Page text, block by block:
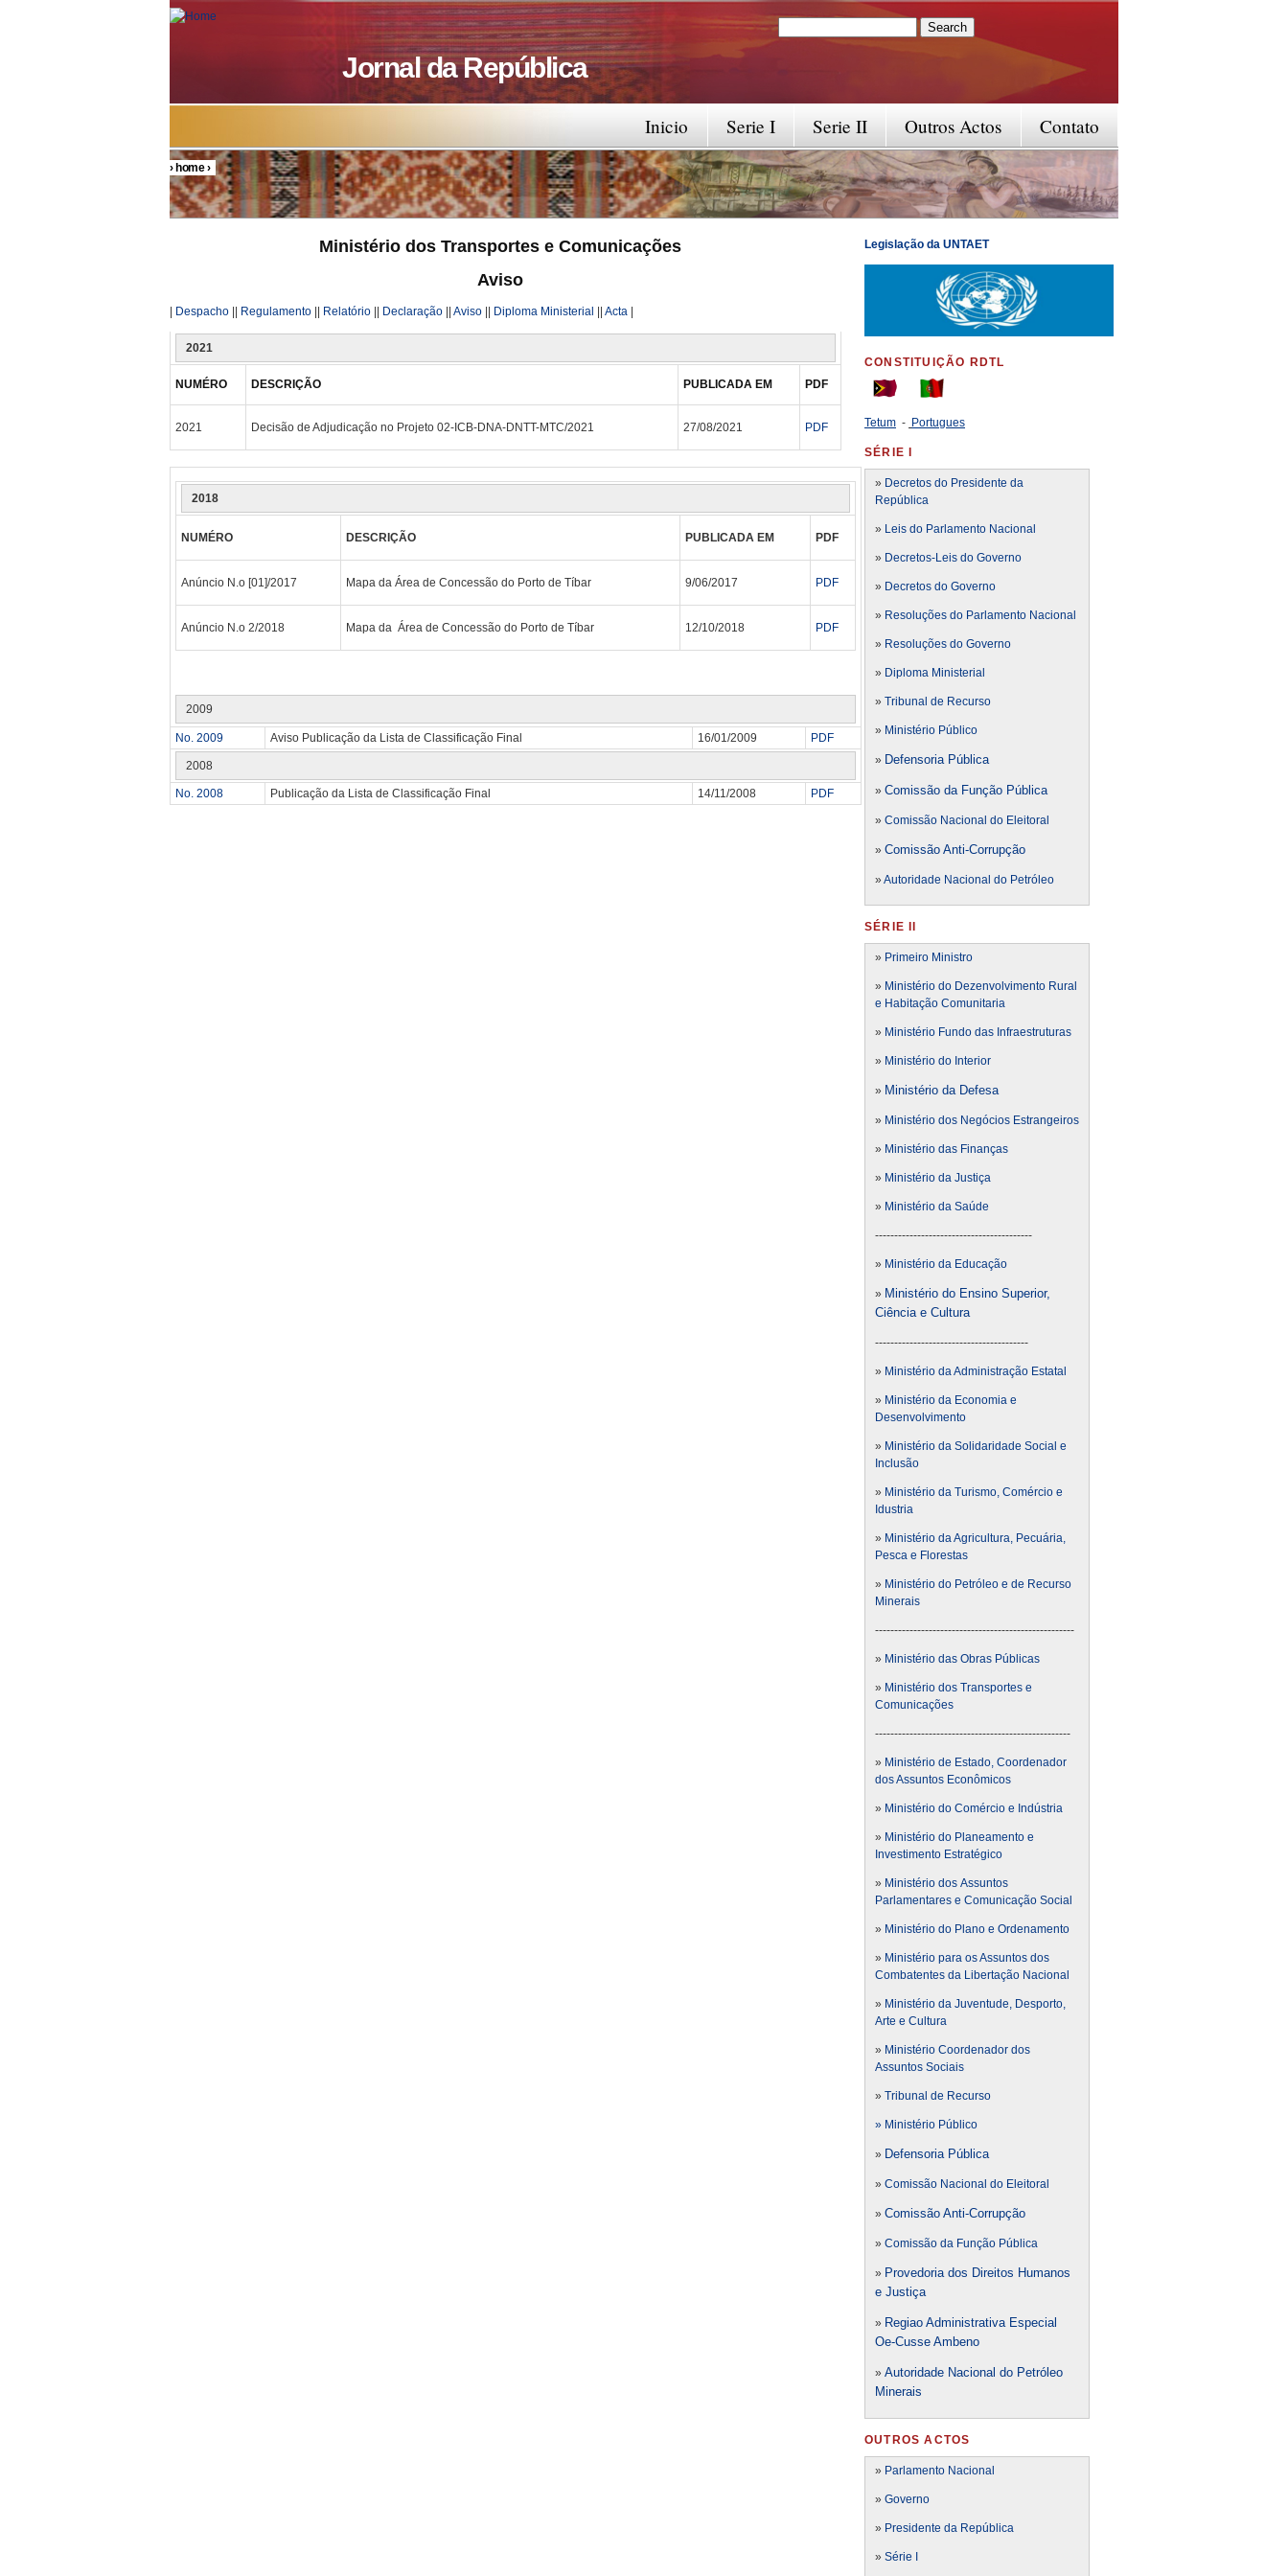
Jornal da República
Search form
Contato
Outros Actos
Serie II
Serie I
Inicio
You are here
›home›
Ministério dos Transportes e Comunicações
Aviso
| Despacho || Regulamento || Relatório || Declaração || Aviso || Diploma Ministerial || Acta |
2021
NUMÉRO DESCRIÇÃO PUBLICADA EM PDF
2021 Decisão de Adjudicação no Projeto 02-ICB-DNA-DNTT-MTC/2021 27/08/2021 PDF
2018
NUMÉRO DESCRIÇÃO PUBLICADA EM PDF
Anúncio N.o [01]/2017 Mapa da Área de Concessão do Porto de Tíbar 9/06/2017 PDF
Anúncio N.o 2/2018 Mapa da Área de Concessão do Porto de Tíbar 12/10/2018 PDF
2009
No. 2009 Aviso Publicação da Lista de Classificação Final 16/01/2009 PDF
2008
No. 2008 Publicação da Lista de Classificação Final 14/11/2008 PDF
Legislação da UNTAET
CONSTITUIÇÃO RDTL
Tetum - Portugues
SÉRIE I
» Decretos do Presidente da
República
» Leis do Parlamento Nacional
» Decretos-Leis do Governo
» Decretos do Governo
» Resoluções do Parlamento Nacional
» Resoluções do Governo
» Diploma Ministerial
» Tribunal de Recurso
» Ministério Público
» Defensoria Pública
» Comissão da Função Pública
» Comissão Nacional do Eleitoral
» Comissão Anti-Corrupção
» Autoridade Nacional do Petróleo
SÉRIE II
» Primeiro Ministro
» Ministério do Dezenvolvimento Rural
e Habitação Comunitaria
» Ministério Fundo das Infraestruturas
» Ministério do Interior
» Ministério da Defesa
» Ministério dos Negócios Estrangeiros
» Ministério das Finanças
» Ministério da Justiça
» Ministério da Saúde
-----------------------------------------
» Ministério da Educação
» Ministério do Ensino Superior,
Ciência e Cultura
----------------------------------------
» Ministério da Administração Estatal
» Ministério da Economia e
Desenvolvimento
» Ministério da Solidaridade Social e
Inclusão
» Ministério da Turismo, Comércio e
Idustria
» Ministério da Agricultura, Pecuária,
Pesca e Florestas
» Ministério do Petróleo e de Recurso
Minerais
----------------------------------------------------
» Ministério das Obras Públicas
» Ministério dos Transportes e
Comunicações
---------------------------------------------------
» Ministério de Estado, Coordenador
dos Assuntos Econômicos
» Ministério do Comércio e Indústria
» Ministério do Planeamento e
Investimento Estratégico
» Ministério dos Assuntos
Parlamentares e Comunicação Social
» Ministério do Plano e Ordenamento
» Ministério para os Assuntos dos
Combatentes da Libertação Nacional
» Ministério da Juventude, Desporto,
Arte e Cultura
» Ministério Coordenador dos
Assuntos Sociais
» Tribunal de Recurso
» Ministério Público
» Defensoria Pública
» Comissão Nacional do Eleitoral
» Comissão Anti-Corrupção
» Comissão da Função Pública
» Provedoria dos Direitos Humanos
e Justiça
» Regiao Administrativa Especial
Oe-Cusse Ambeno
» Autoridade Nacional do Petróleo
Minerais
OUTROS ACTOS
» Parlamento Nacional
» Governo
» Presidente da República
» Série I